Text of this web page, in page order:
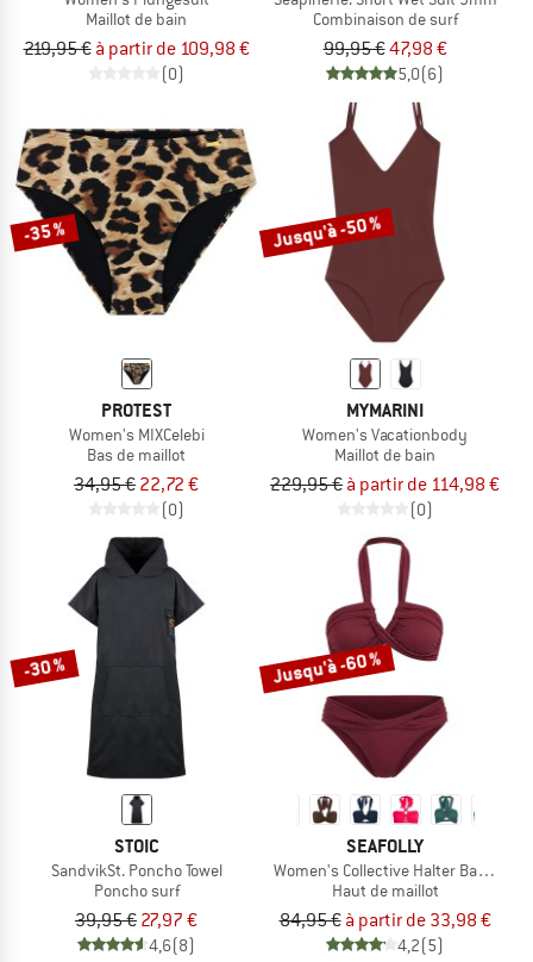
Maillot de bain
219,95 € à partir de 109,98 €
(0)
Combinaison de surf
99,95 €47,98 €
5,0(6)
-35 %
PROTEST
Women's MIXCelebi
Bas de maillot
34,95 € 22,72 €
(0)
Jusqu'à -50 %
MYMARINI
Women's Vacationbody
Maillot de bain
229,95 € à partir de 114,98 €
(0)
-30 %
STOIC
SandvikSt. Poncho Towel
Poncho surf
39,95 € 27,97 €
4,6(8)
Jusqu'à -60 %
SEAFOLLY
Women's Collective Halter Bandeau
Haut de maillot
84,95 € à partir de 33,98 €
4,2(5)